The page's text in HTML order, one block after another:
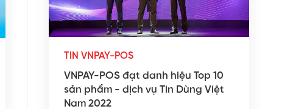
TIN VNPAY-POS
VNPAY-POS đạt danh hiệu Top 10
sản phẩm - dịch vụ Tin Dùng Việt
Nam 2022